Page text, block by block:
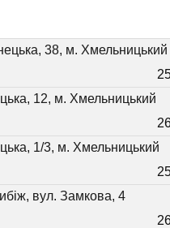
38, м. Хмельницький
12, м. Хмельницький
1/3, м. Хмельницький
вул. Замкова, 4